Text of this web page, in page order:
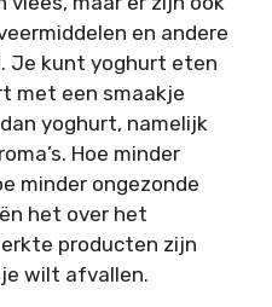
en andere
Je kunt yoghurt eten
met een smaakje
yoghurt, namelijk
Hoe minder
minder ongezonde
het over het
producten zijn
wilt afvallen.